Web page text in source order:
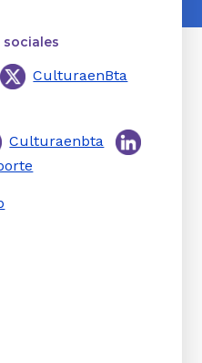
sociales
CulturaenBta
Culturaenbta